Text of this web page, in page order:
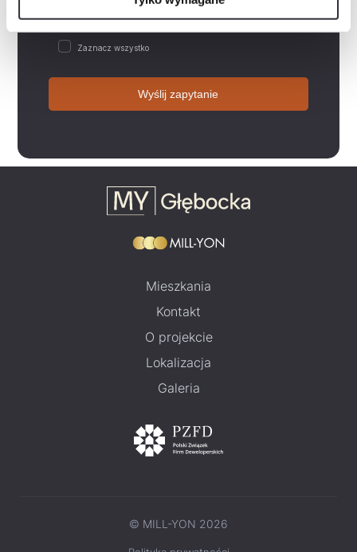
Zaznacz wszystko
Wyślij zapytanie
Mieszkania
Kontakt
O projekcie
Lokalizacja
Galeria
© MILL-YON 2026